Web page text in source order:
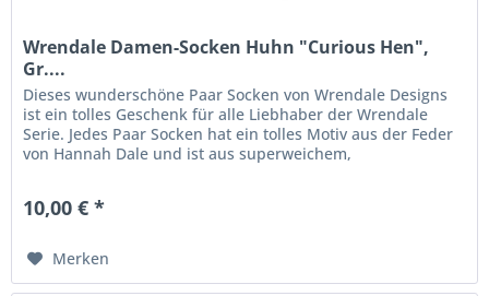
Wrendale Damen-Socken Huhn "Curious Hen",
Gr....
Dieses wunderschöne Paar Socken von Wrendale Designs
ist ein tolles Geschenk für alle Liebhaber der Wrendale
Serie. Jedes Paar Socken hat ein tolles Motiv aus der Feder
von Hannah Dale und ist aus superweichem,
10,00 € *
Merken